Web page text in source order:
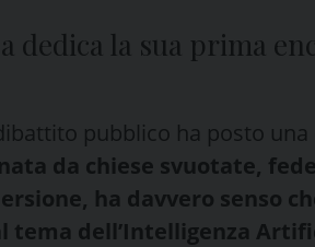
dedica la sua prima
pubblico ha posto
da chiese svuotate,
ha davvero senso
tema dell’Intelligenza